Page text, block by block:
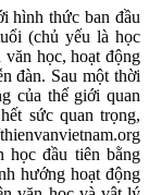
hình thức ban đầu
(chủ yếu là học
học, hoạt động
đàn. Sau một thời
của thế giới quan
sức quan trọng,
học đầu tiên bằng
hướng hoạt động